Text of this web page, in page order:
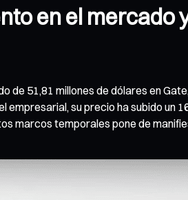
en el
de 51,81 millones de dólares en
su precio ha subido un
marcos temporales pone de